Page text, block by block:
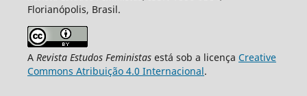
Florianópolis, Brasil.
A Revista Estudos Feministasestá sob a licença Creative
Commons Atribuição 4.0 Internacional.